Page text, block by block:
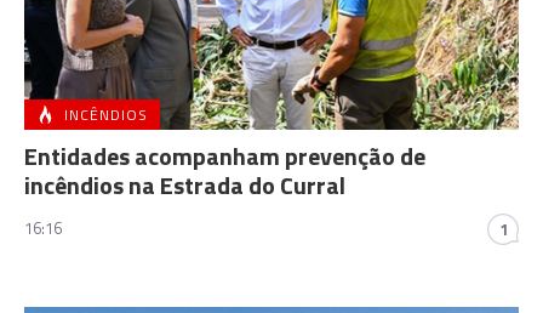
INCÊNDIOS
Entidades acompanham prevenção de
incêndios na Estrada do Curral
16:16 1